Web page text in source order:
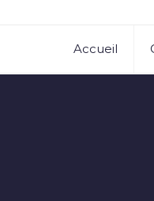
Accueil